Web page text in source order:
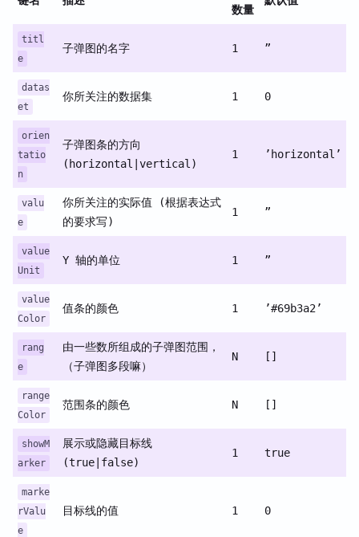
数量
titl
e
子弹图的名字 1 ”
datas
et
你所关注的数据集 1 0
orien
tatio
n
子弹图条的方向
(horizontal|vertical)
1 ’horizontal’
valu
e
你所关注的实际值 (根据表达式
的要求写)
1 ”
value
Unit
Y 轴的单位 1 ”
value
Color
值条的颜色 1 ’#69b3a2’
rang
e
由一些数所组成的子弹图范围，
（子弹图多段嘛）
N []
range
Color
范围条的颜色 N []
showM
arker
展示或隐藏目标线
(true|false)
1 true
marke
rValu
e
目标线的值 1 0